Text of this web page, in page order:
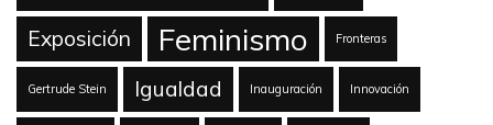
Exposición Feminismo Fronteras
Gertrude Stein Igualdad Inauguración Innovación